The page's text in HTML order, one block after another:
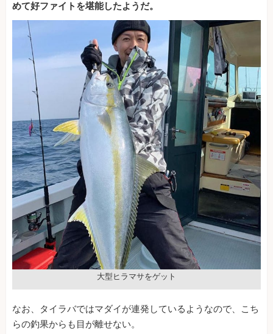
めて好ファイトを堪能したようだ。
大型ヒラマサをゲット
なお、タイラバではマダイが連発しているようなので、こち
らの釣果からも目が離せない。